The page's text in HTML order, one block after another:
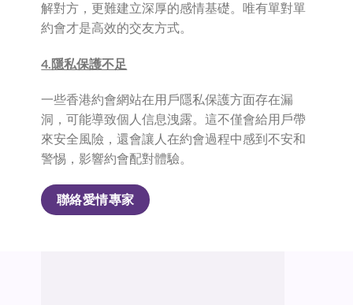
解對方，更難建立深厚的感情基礎。唯有單對單
約會才是高效的交友方式。
4.隱私保護不足
一些香港約會網站在用戶隱私保護方面存在漏
洞，可能導致個人信息洩露。這不僅會給用戶帶
來安全風險，還會讓人在約會過程中感到不安和
警惕，影響約會配對體驗。
聯絡愛情專家